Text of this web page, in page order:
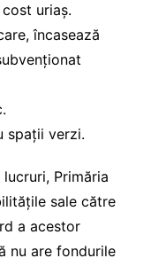
uriaș.
încasează
spații verzi.
Primăria
sale către
a acestor
nu are fondurile